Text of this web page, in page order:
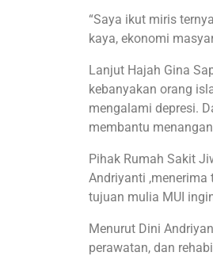
“Saya ikut miris
kaya, ekonomi
Lanjut Hajah Gina
kebanyakan orang
mengalami depresi.
membantu
Pihak Rumah Sakit
Andriyanti ,menerima
tujuan mulia MUI
Menurut Dini
perawatan, dan